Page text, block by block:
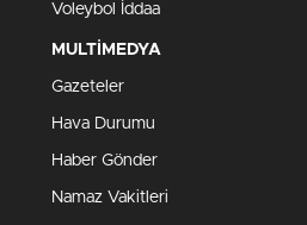
Voleybol İddaa
MULTİMEDYA
Gazeteler
Hava Durumu
Haber Gönder
Namaz Vakitleri